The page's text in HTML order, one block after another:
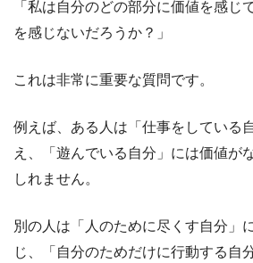
「私は自分のどの部分に価値を感じ
を感じないだろうか？」
これは非常に重要な質問です。
例えば、ある人は「仕事をしている
え、「遊んでいる自分」には価値が
しれません。
別の人は「人のために尽くす自分」
じ、「自分のためだけに行動する自